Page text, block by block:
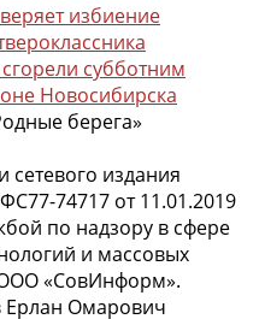
избиение
субботним
Новосибирска
берега»
сетевого издания
74717 от 11.01.2019
по надзору в сфере
и массовых
«СовИнформ».
Ерлан Омарович